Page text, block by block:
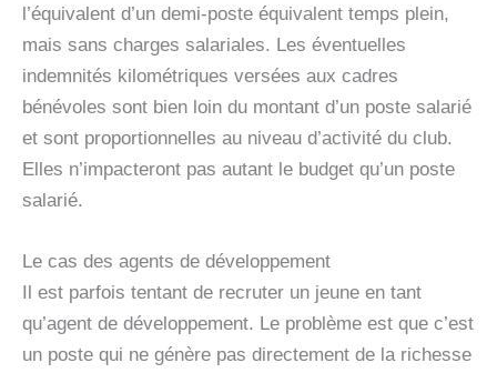
l’équivalent d’un demi-poste équivalent temps plein,
mais sans charges salariales. Les éventuelles
indemnités kilométriques versées aux cadres
bénévoles sont bien loin du montant d’un poste salarié
et sont proportionnelles au niveau d’activité du club.
Elles n’impacteront pas autant le budget qu’un poste
salarié.
Le cas des agents de développement
Il est parfois tentant de recruter un jeune en tant
qu’agent de développement. Le problème est que c’est
un poste qui ne génère pas directement de la richesse